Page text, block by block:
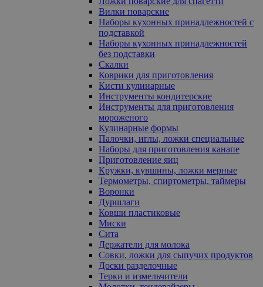
Вилки поварские
Наборы кухонных принадлежностей с
подставкой
Наборы кухонных принадлежностей
без подставки
Скалки
Коврики для приготовления
Кисти кулинарные
Инструменты кондитерские
Инструменты для приготовления
мороженого
Кулинарные формы
Палочки, иглы, ложки специальные
Наборы для приготовления канапе
Приготовление яиц
Кружки, кувшины, ложки мерные
Термометры, спиртометры, таймеры
Воронки
Дуршлаги
Ковши пластиковые
Миски
Сита
Держатели для молока
Совки, ложки для сыпучих продуктов
Доски разделочные
Терки и измельчители